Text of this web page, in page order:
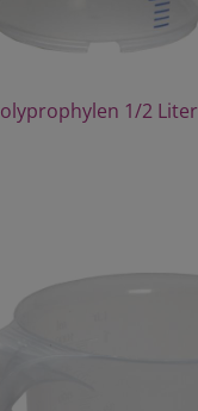
1/2 Liter